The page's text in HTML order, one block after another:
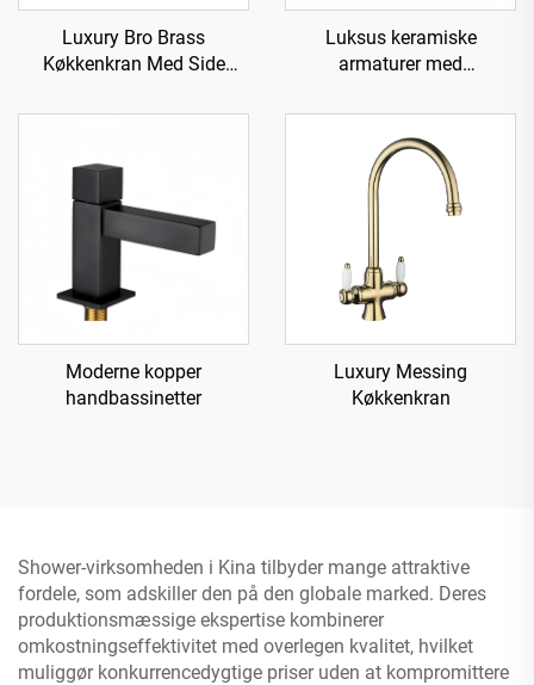
Luxury Bro Brass
Køkkenkran Med Side
Luksus keramiske
armaturer med
Guld
Moderne kopper
handbassinetter
Luxury Messing
Køkkenkran
Shower-virksomheden i Kina tilbyder mange attraktive
fordele, som adskiller den på den globale marked. Deres
produktionsmæssige ekspertise kombinerer
omkostningseffektivitet med overlegen kvalitet, hvilket
muliggør konkurrencedygtige priser uden at kompromittere